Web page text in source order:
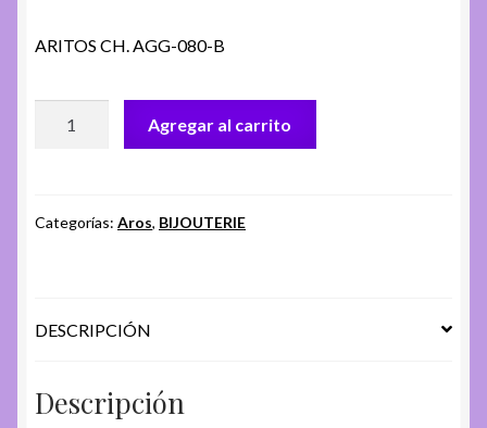
ARITOS CH. AGG-080-B
B
Agregar al carrito
Categorías: Aros, BIJOUTERIE
DESCRIPCIÓN
Descripción